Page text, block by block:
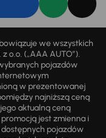
we wszystkich
o.o. („AAA AUTO”).
pojazdów
w prezentowanej
najniższą ceną
aktualną ceną
jest zmienna i
pojazdów